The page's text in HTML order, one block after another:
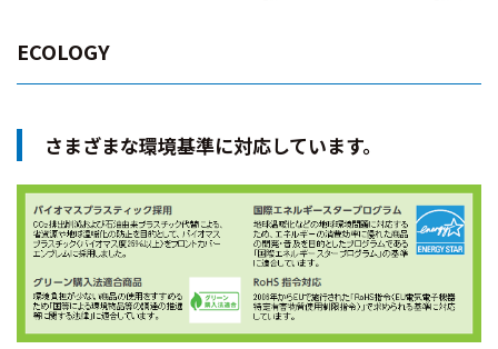
ECOLOGY
さまざまな環境基準に対応しています。